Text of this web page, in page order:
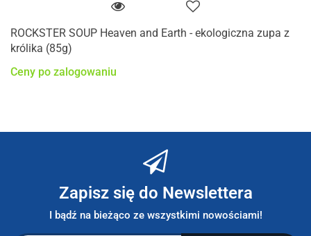
ROCKSTER SOUP Heaven and Earth - ekologiczna zupa z
królika (85g)
Ceny po zalogowaniu
Zapisz się do Newslettera
I bądź na bieżąco ze wszystkimi nowościami!